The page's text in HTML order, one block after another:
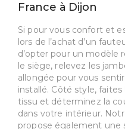
France à Dijon
Si pour vous confort et
lors de l’achat d’un
d’opter pour un modèle
le siège, relevez les
allongée pour vous
installé. Côté style,
tissu et déterminez la
dans votre intérieur.
propose également une